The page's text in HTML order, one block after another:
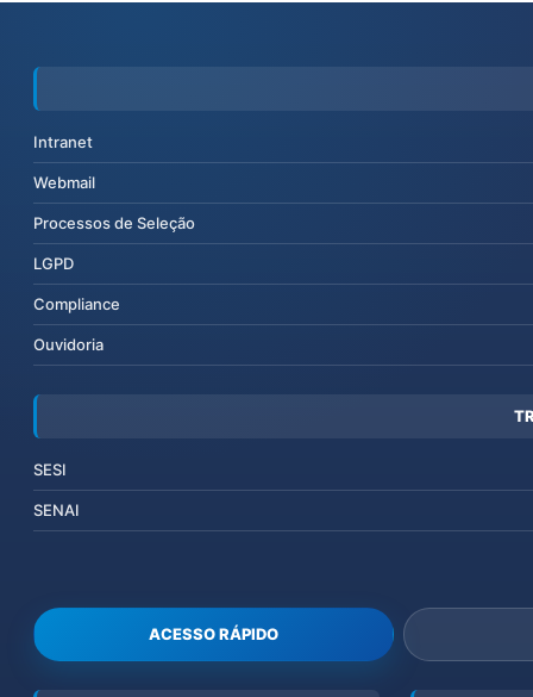
Intranet
Webmail
Processos de Seleção
LGPD
Compliance
Ouvidoria
SESI
SENAI
ACESSO RÁPIDO